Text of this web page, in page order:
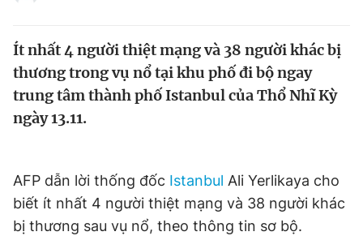
Sản phẩm khác
Tiện ích
Thông tin tòa soạn Liên hệ quảng cáo
Ít nhất 4 người thiệt mạng và 38 người khác bị
thương trong vụ nổ tại khu phố đi bộ ngay
trung tâm thành phố Istanbul của Thổ Nhĩ Kỳ
ngày 13.11.
AFP dẫn lời thống đốc Istanbul Ali Yerlikaya cho
biết ít nhất 4 người thiệt mạng và 38 người khác
bị thương sau vụ nổ, theo thông tin sơ bộ.